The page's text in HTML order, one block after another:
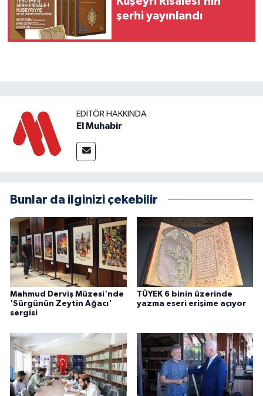
şerhi yayınlandı
EDITÖR HAKKINDA
El Muhabir
Bunlar da ilginizi çekebilir
Mahmud Derviş Müzesi'nde
'Sürgünün Zeytin Ağacı'
sergisi
TÜYEK 6 binin üzerinde
yazma eseri erişime açıyor